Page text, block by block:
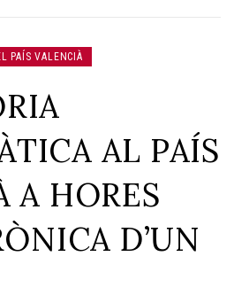
PAÍS VALENCIÀ
AL PAÍS
A HORES
D’UN